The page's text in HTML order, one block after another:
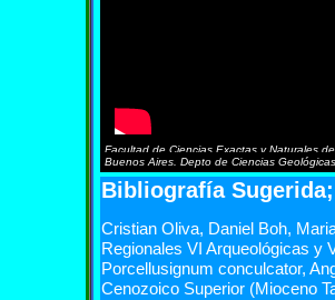
Facultad de Ciencias Exactas y Naturales
Buenos Aires. Depto de Ciencias
Bibliografía Sugerida;
Cristian Oliva, Daniel Boh,
Regionales VI Arqueológicas y
Porcellusignum conculcator,
Cenozoico Superior (Mioceno